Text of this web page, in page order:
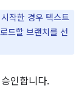
작한 경우 텍스트
드할 브랜치를 선
인합니다.